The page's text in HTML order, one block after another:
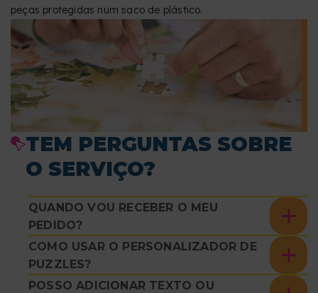
peças protegidas num saco de plástico.
TEM PERGUNTAS SOBRE
O SERVIÇO?
QUANDO VOU RECEBER O MEU
PEDIDO?
COMO USAR O PERSONALIZADOR DE
PUZZLES?
POSSO ADICIONAR TEXTO OU